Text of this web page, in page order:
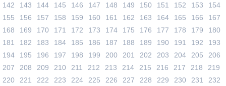
142
143 144 145 146 147 148 149 150 151 152 153
154
155
156 157 158 159 160 161 162 163 164 165 166
167
168
169 170 171 172 173 174 175 176 177 178 179
180
181
182 183 184 185 186 187 188 189 190 191 192
193
194
195 196 197 198 199 200 201 202 203 204 205
206
207
208 209 210 211 212 213 214 215 216 217 218
219
220
221 222 223 224 225 226 227 228 229 230 231
232